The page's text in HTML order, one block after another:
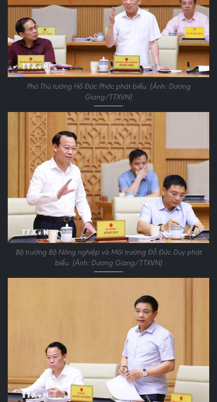
Phó Thủ tướng Hồ Đức Phớc phát biểu. (Ảnh: Dương
Giang/TTXVN)
Bộ trưởng Bộ Nông nghiệp và Môi trường Đỗ Đức Duy phát
biểu. (Ảnh: Dương Giang/TTXVN)